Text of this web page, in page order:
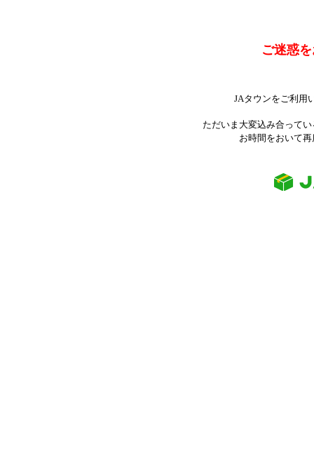
ご迷惑
JAタウンをご利用
ただいま大変込み合って
お時間をおいて